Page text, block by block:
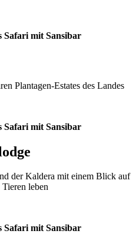
Safari mit Sansibar
Plantagen-Estates des Landes
Safari mit Sansibar
der Kaldera mit einem Blick auf
leben
Safari mit Sansibar